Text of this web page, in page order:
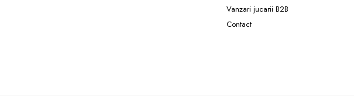
Vanzari jucarii B2B
Contact